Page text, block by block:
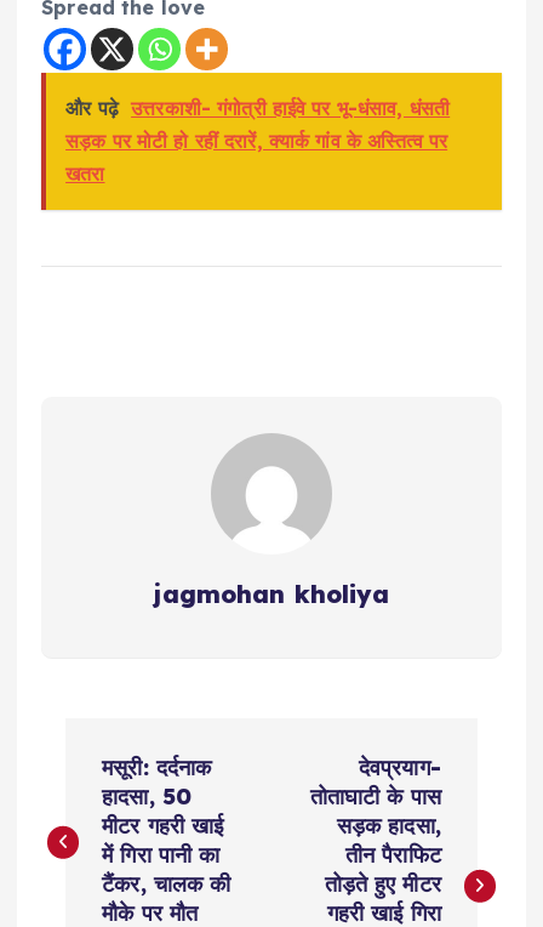
Spread the love
और पढ़े उत्तरकाशी- गंगोत्री हाईवे पर भू-धंसाव, धंसती
सड़क पर मोटी हो रहीं दरारें, क्यार्क गांव के अस्तित्व पर
खतरा
jagmohan kholiya
s
मसूरी: दर्दनाक
हादसा, 50
मीटर गहरी खाई
में गिरा पानी का
टैंकर, चालक की
मौके पर मौत
देवप्रयाग-
तोताघाटी के पास
सड़क हादसा,
तीन पैराफिट
तोड़ते हुए मीटर
गहरी खाई गिरा